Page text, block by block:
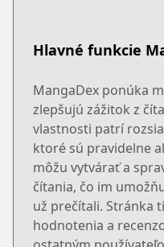
Hlavné funkcie
MangaDex ponúka
zlepšujú zážitok z
vlastnosti patrí
ktoré sú pravidelne
môžu vytvárať a
čítania, čo im
už prečítali. Stránka
hodnotenia a